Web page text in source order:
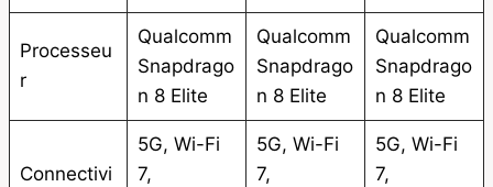
Processeu
r
Qualcomm
Snapdrago
n 8 Elite
Qualcomm
Snapdrago
n 8 Elite
Qualcomm
Snapdrago
n 8 Elite
Connectivi
5G, Wi-Fi
7,
5G, Wi-Fi
7,
5G, Wi-Fi
7,